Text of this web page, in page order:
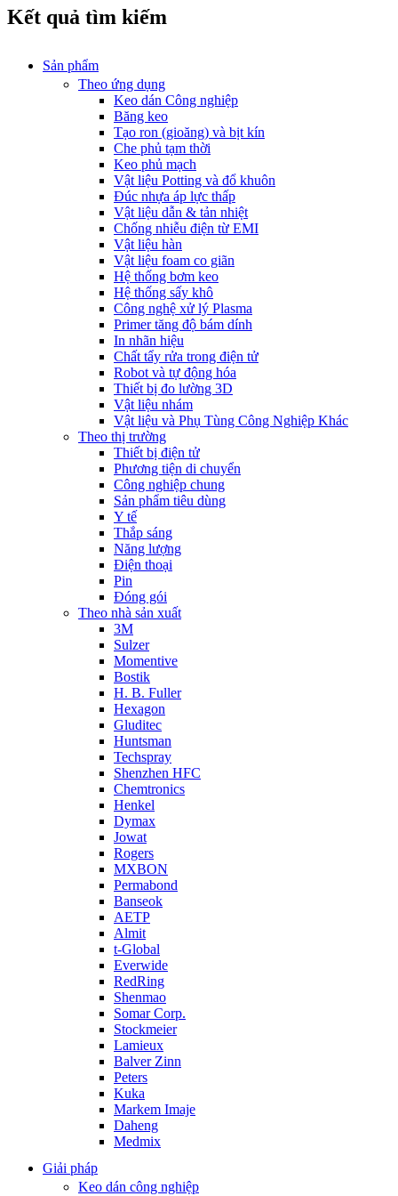
Kết quả tìm kiếm
Sản phẩm
Theo ứng dụng
Keo dán Công nghiệp
Băng keo
Tạo ron (gioăng) và bịt kín
Che phủ tạm thời
Keo phủ mạch
Vật liệu Potting và đổ khuôn
Đúc nhựa áp lực thấp
Vật liệu dẫn & tản nhiệt
Chống nhiễu điện từ EMI
Vật liệu hàn
Vật liệu foam co giãn
Hệ thống bơm keo
Hệ thống sấy khô
Công nghệ xử lý Plasma
Primer tăng độ bám dính
In nhãn hiệu
Chất tẩy rửa trong điện tử
Robot và tự động hóa
Thiết bị đo lường 3D
Vật liệu nhám
Vật liệu và Phụ Tùng Công Nghiệp Khác
Theo thị trường
Thiết bị điện tử
Phương tiện di chuyển
Công nghiệp chung
Sản phẩm tiêu dùng
Y tế
Thắp sáng
Năng lượng
Điện thoại
Pin
Đóng gói
Theo nhà sản xuất
3M
Sulzer
Momentive
Bostik
H. B. Fuller
Hexagon
Gluditec
Huntsman
Techspray
Shenzhen HFC
Chemtronics
Henkel
Dymax
Jowat
Rogers
MXBON
Permabond
Banseok
AETP
Almit
t-Global
Everwide
RedRing
Shenmao
Somar Corp.
Stockmeier
Lamieux
Balver Zinn
Peters
Kuka
Markem Imaje
Daheng
Medmix
Giải pháp
Keo dán công nghiệp